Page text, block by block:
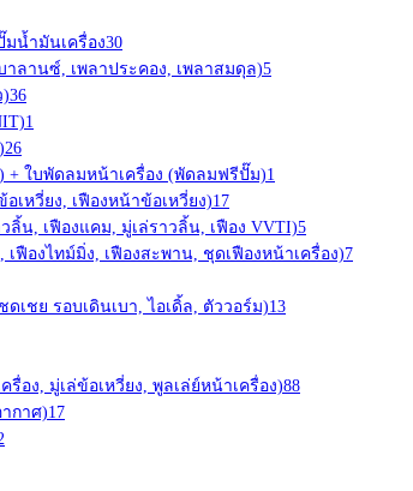
มน้ำมันเครื่อง30
าลานซ์, เพลาประคอง, เพลาสมดุล)5
)36
1
26
ใบพัดลมหน้าเครื่อง (พัดลมฟรีปั๊ม)1
อเหวี่ยง, เฟืองหน้าข้อเหวี่ยง)17
ลิ้น, เฟืองแคม, มู่เล่ราวลิ้น, เฟือง VVTI)5
เฟืองไทม์มิ่ง, เฟืองสะพาน, ชุดเฟืองหน้าเครื่อง)7
ดเชย รอบเดินเบา, ไอเดิ้ล, ตัววอร์ม)13
รื่อง, มู่เล่ข้อเหวี่ยง, พูลเล่ย์หน้าเครื่อง)88
กาศ)17